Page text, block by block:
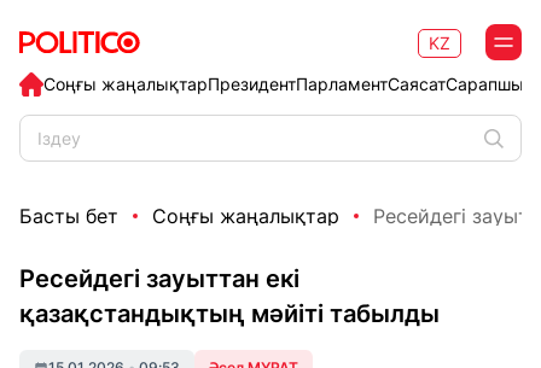
Соңғы жаңалықтарПрезидентПарламентСаясат
KZ
Басты бет Соңғы жаңалықтар Ресейдегі
Ресейдегі зауыттан екі
қазақстандықтың мәйіті табылды